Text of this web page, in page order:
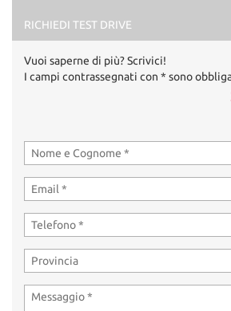
RICHIEDI TEST DRIVE
Vuoi saperne di più? Scrivici!
I campi contrassegnati con * sono